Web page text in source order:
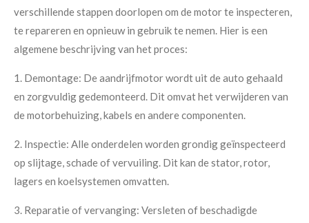
verschillende stappen doorlopen om de motor te inspecteren,
te repareren en opnieuw in gebruik te nemen. Hier is een
algemene beschrijving van het proces:
1. Demontage: De aandrijfmotor wordt uit de auto gehaald
en zorgvuldig gedemonteerd. Dit omvat het verwijderen van
de motorbehuizing, kabels en andere componenten.
2. Inspectie: Alle onderdelen worden grondig geïnspecteerd
op slijtage, schade of vervuiling. Dit kan de stator, rotor,
lagers en koelsystemen omvatten.
3. Reparatie of vervanging: Versleten of beschadigde